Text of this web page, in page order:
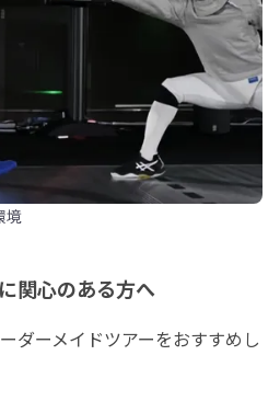
境
関心のある方へ
ダーメイドツアーをおすすめし